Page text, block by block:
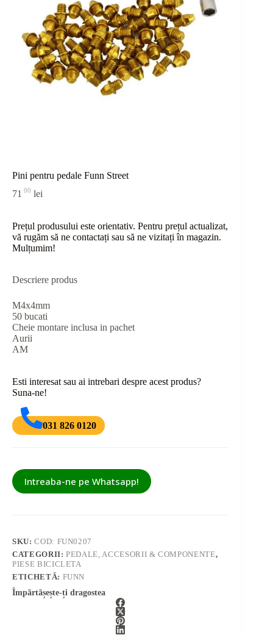
Pini pentru pedale Funn Street
71 00 lei
Prețul produsului este orientativ. Pentru prețul actualizat,
vă rugăm să ne contactați sau să ne vizitați în magazin.
Mulțumim!
Descriere produs
M4x4mm
50 bucati
Cheie montare inclusa in pachet
Aurii
AM
Esti interesat sau ai intrebari despre acest produs?
Suna-ne!
031 826 0120
Intreaba-ne pe Whatsapp!
SKU:COD: FUN0207
CATEGORII:PEDALE, ACCESORII & COMPONENTE,
PIESE BICICLETA
ETICHETĂ: FUNN
Împărtășește-ți dragostea